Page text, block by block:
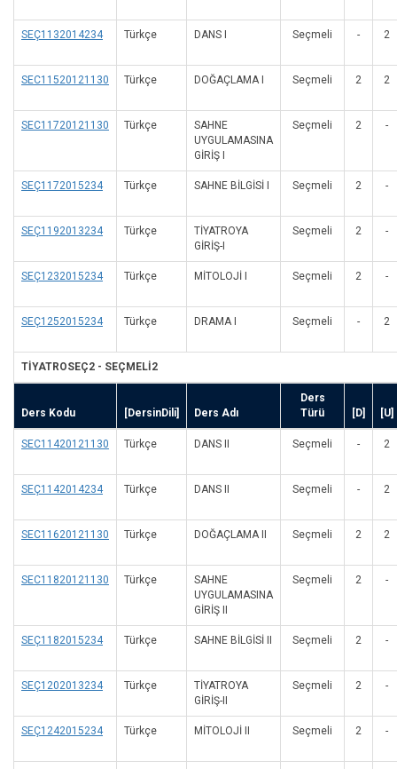
SEÇ1132014234 Türkçe DANS I Seçmeli - 2
SEC11520121130 Türkçe DOĞAÇLAMA I Seçmeli 2 2
SEC11720121130 Türkçe
SAHNE
UYGULAMASINA
GİRİŞ I
Seçmeli 2 -
SEÇ1172015234 Türkçe SAHNE BİLGİSİ I Seçmeli 2 -
SEÇ1192013234 Türkçe
TİYATROYA
GİRİŞ-I
Seçmeli 2 -
SEÇ1232015234 Türkçe MİTOLOJİ I Seçmeli 2 -
SEÇ1252015234 Türkçe DRAMA I Seçmeli - 2
TİYATROSEÇ2 - SEÇMELİ2
Ders Kodu [DersinDili] Ders Adı
Ders
Türü
[D] [U]
SEC11420121130 Türkçe DANS II Seçmeli - 2
SEÇ1142014234 Türkçe DANS II Seçmeli - 2
SEC11620121130 Türkçe DOĞAÇLAMA II Seçmeli 2 2
SEC11820121130 Türkçe
SAHNE
UYGULAMASINA
GİRİŞ II
Seçmeli 2 -
SEÇ1182015234 Türkçe SAHNE BİLGİSİ II Seçmeli 2 -
SEÇ1202013234 Türkçe
TİYATROYA
GİRİŞ-II
Seçmeli 2 -
SEÇ1242015234 Türkçe MİTOLOJİ II Seçmeli 2 -